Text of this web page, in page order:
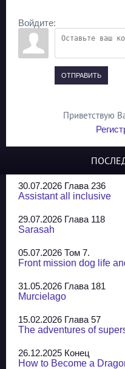
Войдите:
ОТПРАВИТЬ
Приветствую
30.07.2026 Глава 236
Assistant all inclusive
29.07.2026 Глава 118
Sarasah
05.07.2026 Том 7.
Front mission dog life
31.05.2026 Глава 181
Murcielago
15.02.2026 Глава 57
The adventures of
26.12.2025 Конец
How to Become a